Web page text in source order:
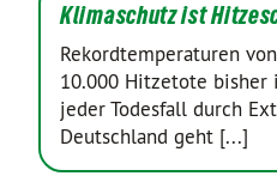
Klimaschutz ist
Rekordtemperaturen
10.000 Hitzetote bisher
jeder Todesfall durch
Deutschland geht [...]